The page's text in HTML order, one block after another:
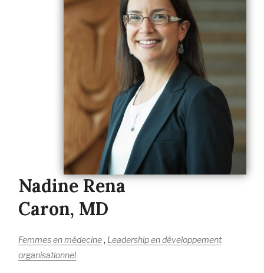
Nadine Rena
Caron, MD
Femmes en médecine, Leadership en développement
organisationnel